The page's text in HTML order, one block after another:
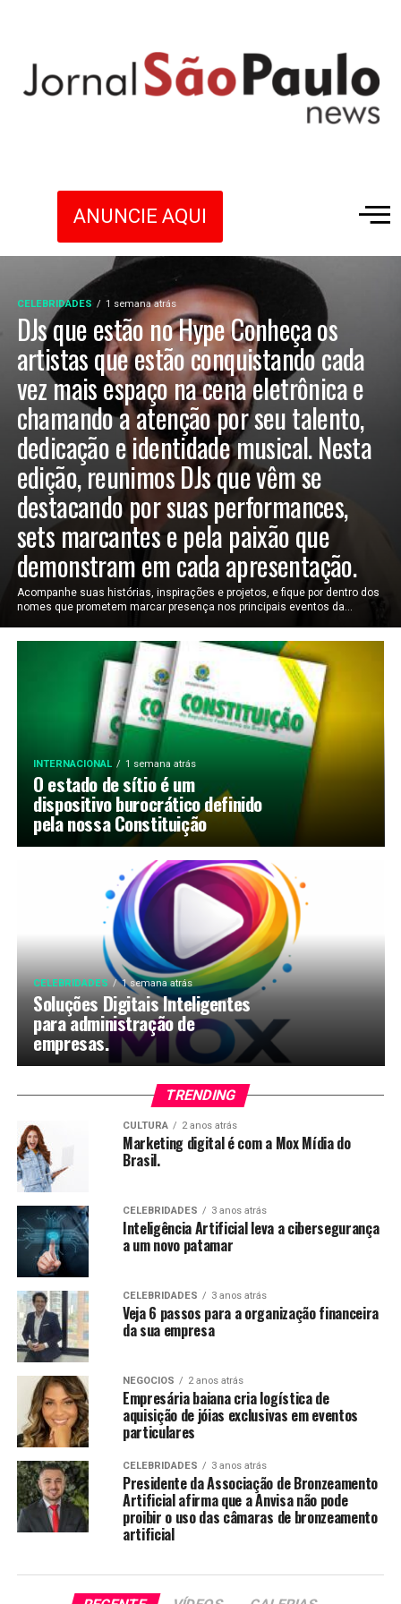
ANUNCIE AQUI
CELEBRIDADES 1 semana atrás
DJs que estão no Hype Conheça os
artistas que estão conquistando cada
vez mais espaço na cena eletrônica e
chamando a atenção por seu talento,
dedicação e identidade musical. Nesta
edição, reunimos DJs que vêm se
destacando por suas performances,
sets marcantes e pela paixão que
demonstram em cada apresentação.
Acompanhe suas histórias, inspirações e projetos, e fique por dentro dos
nomes que prometem marcar presença nos principais eventos da...
INTERNACIONAL 1 semana atrás
O estado de sítio é um
dispositivo burocrático definido
pela nossa Constituição
CELEBRIDADES 1 semana atrás
Soluções Digitais Inteligentes
para administração de
empresas.
TRENDING
CULTURA 2 anos atrás
Marketing digital é com a Mox Mídia do
Brasil.
CELEBRIDADES 3 anos atrás
Inteligência Artificial leva a cibersegurança
a um novo patamar
CELEBRIDADES 3 anos atrás
Veja 6 passos para a organização financeira
da sua empresa
NEGOCIOS 2 anos atrás
Empresária baiana cria logística de
aquisição de jóias exclusivas em eventos
particulares
CELEBRIDADES 3 anos atrás
Presidente da Associação de Bronzeamento
Artificial afirma que a Anvisa não pode
proibir o uso das câmaras de bronzeamento
artificial